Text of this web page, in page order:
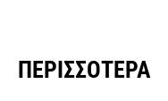
ΠΕΡΙΣΣΌΤΕΡΑ